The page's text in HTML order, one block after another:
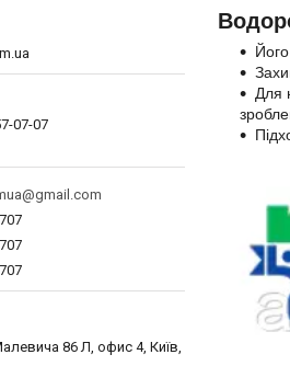
Для
07-07
86 Л, офис 4, Київ,